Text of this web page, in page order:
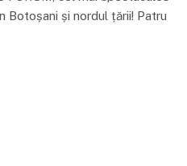
Botoșani și nordul țării! Patru